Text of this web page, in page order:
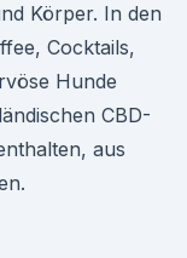
Körper. In den
Cocktails,
Hunde
CBD-
aus